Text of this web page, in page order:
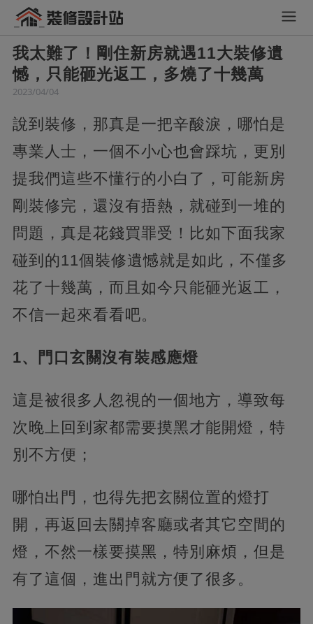
我太難了！剛住新房就遇11大裝修遺
憾，只能砸光返工，多燒了十幾萬
2023/04/04
說到裝修，那真是一把辛酸淚，哪怕是
專業人士，一個不小心也會踩坑，更別
提我們這些不懂行的小白了，可能新房
剛裝修完，還沒有捂熱，就碰到一堆的
問題，真是花錢買罪受！比如下面我家
碰到的11個裝修遺憾就是如此，不僅多
花了十幾萬，而且如今只能砸光返工，
不信一起來看看吧。
1、門口玄關沒有裝感應燈
這是被很多人忽視的一個地方，導致每
次晚上回到家都需要摸黑才能開燈，特
別不方便；
哪怕出門，也得先把玄關位置的燈打
開，再返回去關掉客廳或者其它空間的
燈，不然一樣要摸黑，特別麻煩，但是
有了這個，進出門就方便了很多。